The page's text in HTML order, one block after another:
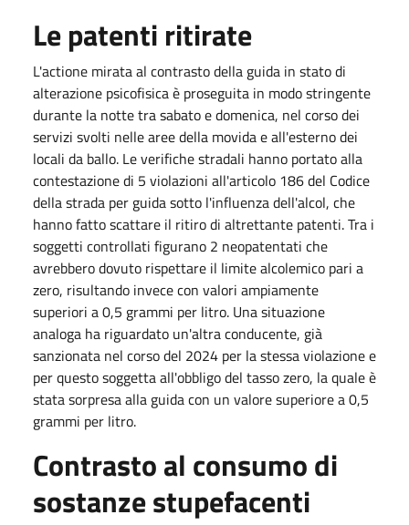
Le patenti ritirate
L'actione mirata al contrasto della guida in stato di
alterazione psicofisica è proseguita in modo stringente
durante la notte tra sabato e domenica, nel corso dei
servizi svolti nelle aree della movida e all'esterno dei
locali da ballo. Le verifiche stradali hanno portato alla
contestazione di 5 violazioni all'articolo 186 del Codice
della strada per guida sotto l'influenza dell'alcol, che
hanno fatto scattare il ritiro di altrettante patenti. Tra i
soggetti controllati figurano 2 neopatentati che
avrebbero dovuto rispettare il limite alcolemico pari a
zero, risultando invece con valori ampiamente
superiori a 0,5 grammi per litro. Una situazione
analoga ha riguardato un'altra conducente, già
sanzionata nel corso del 2024 per la stessa violazione e
per questo soggetta all'obbligo del tasso zero, la quale è
stata sorpresa alla guida con un valore superiore a 0,5
grammi per litro.
Contrasto al consumo di
sostanze stupefacenti